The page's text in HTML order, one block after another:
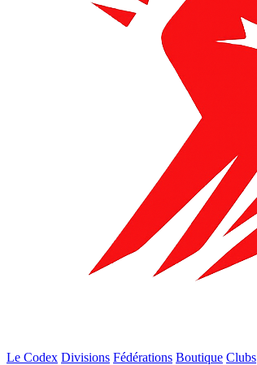
Le Codex Divisions Fédérations Boutique Clubs